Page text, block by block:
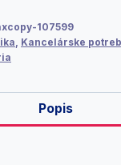
107599
Kancelárske
Popis